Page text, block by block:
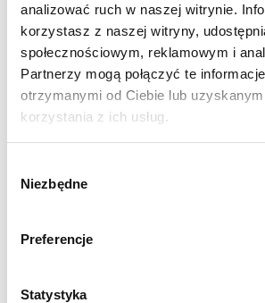
analizować ruch w naszej witrynie.
korzystasz z naszej witryny,
społecznościowym, reklamowym i
Partnerzy mogą połączyć te
otrzymanymi od Ciebie lub
korzystania z ich usług.
zgody
Niezbędne
Preferencje
Statystyka
Fotele
Zobacz wszystko
Spa & Wellness
Urządzenia